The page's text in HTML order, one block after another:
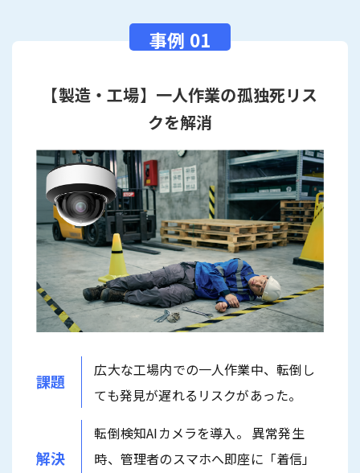
【製造・工場】一人作業の孤独死リス
クを解消
課題
広大な工場内での一人作業中、転倒し
ても発見が遅れるリスクがあった。
解決
転倒検知AIカメラを導入。 異常発生
時、管理者のスマホへ即座に「着信」